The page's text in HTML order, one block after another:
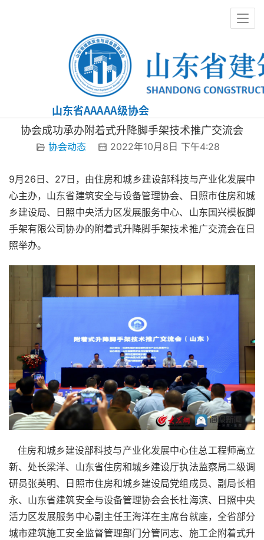
协会成功承办附着式升降脚手架技术推广交流会
协会动态 2022年10月8日 下午4:28
9月26日、27日，由住房和城乡建设部科技与产业化发展中
心主办，山东省建筑安全与设备管理协会、日照市住房和城
乡建设局、日照中央活力区发展服务中心、山东国兴模板脚
手架有限公司协办的附着式升降脚手架技术推广交流会在日
照举办。
住房和城乡建设部科技与产业化发展中心住总工程师高立
新、处长梁洋、山东省住房和城乡建设厅执法监察局二级调
研员张英明、日照市住房和城乡建设局党组成员、副局长相
永、山东省建筑安全与设备管理协会会长杜海滨、日照中央
活力区发展服务中心副主任王海洋在主席台就座，全省部分
城市建筑施工安全监督管理部门分管同志、施工企附着式升